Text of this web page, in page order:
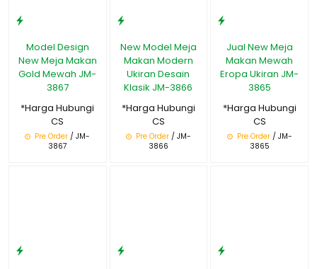
Model Design
New Meja Makan
Gold Mewah JM-
3867
*Harga Hubungi
CS
Pre Order / JM-
3867
New Model Meja
Makan Modern
Ukiran Desain
Klasik JM-3866
*Harga Hubungi
CS
Pre Order/ JM-
3866
Jual New Meja
Makan Mewah
Eropa Ukiran JM-
3865
*Harga Hubungi
CS
Pre Order/ JM-
3865